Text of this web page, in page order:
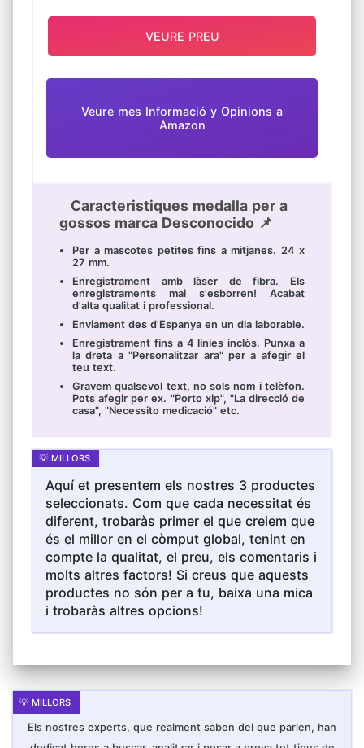
Veure mes Informació y Opinions a
Amazon
Caracteristiques medalla per a
gossos marca Desconocido 📌
Per a mascotes petites fins a mitjanes. 24 x
27 mm.
Enregistrament amb làser de fibra. Els
enregistraments mai s'esborren! Acabat
d'alta qualitat i professional.
Enviament des d'Espanya en un dia laborable.
Enregistrament fins a 4 línies inclòs. Punxa a
la dreta a "Personalitzar ara" per a afegir el
teu text.
Gravem qualsevol text, no sols nom i telèfon.
Pots afegir per ex. "Porto xip", "La direcció de
casa", "Necessito medicació" etc.
VEURE PREU
Aquí et presentem els nostres 3 productes
seleccionats. Com que cada necessitat és
diferent, trobaràs primer el que creiem que
és el millor en el còmput global, tenint en
compte la qualitat, el preu, els comentaris i
molts altres factors! Si creus que aquests
productes no són per a tu, baixa una mica
i trobaràs altres opcions!
Els nostres experts, que realment saben del que parlen, han